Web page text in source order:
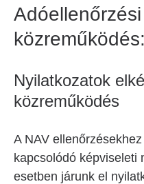
közreműködés:
Nyilatkozatok
közreműködés
A NAV
kapcsolódó képviseleti
esetben járunk el